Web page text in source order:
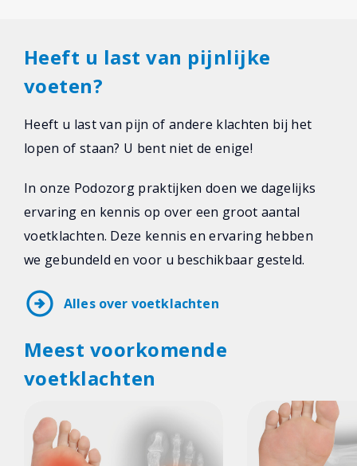
Heeft u last van pijnlijke
voeten?
Heeft u last van pijn of andere klachten bij het
lopen of staan? U bent niet de enige!
In onze Podozorg praktijken doen we dagelijks
ervaring en kennis op over een groot aantal
voetklachten. Deze kennis en ervaring hebben
we gebundeld en voor u beschikbaar gesteld.
arrow_circle_right Alles over voetklachten
Meest voorkomende
voetklachten